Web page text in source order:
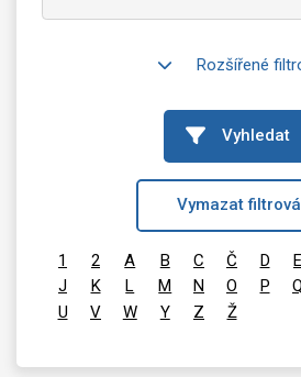
Rozšířené
Vyhledat
Vymazat
1 2 A B C Č D E
J
K L M N O P Q
U
V W Y Z Ž